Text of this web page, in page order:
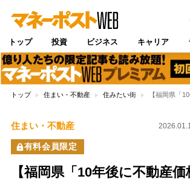
トップ 投資 ビジネス キャリア
トップ 住まい・不動産 住みたい街 【福岡県「
住まい・不動産
有料会員限定
【福岡県「10年後に不動産